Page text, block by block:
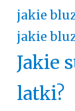
jakie
jakie
Jakie
latki?